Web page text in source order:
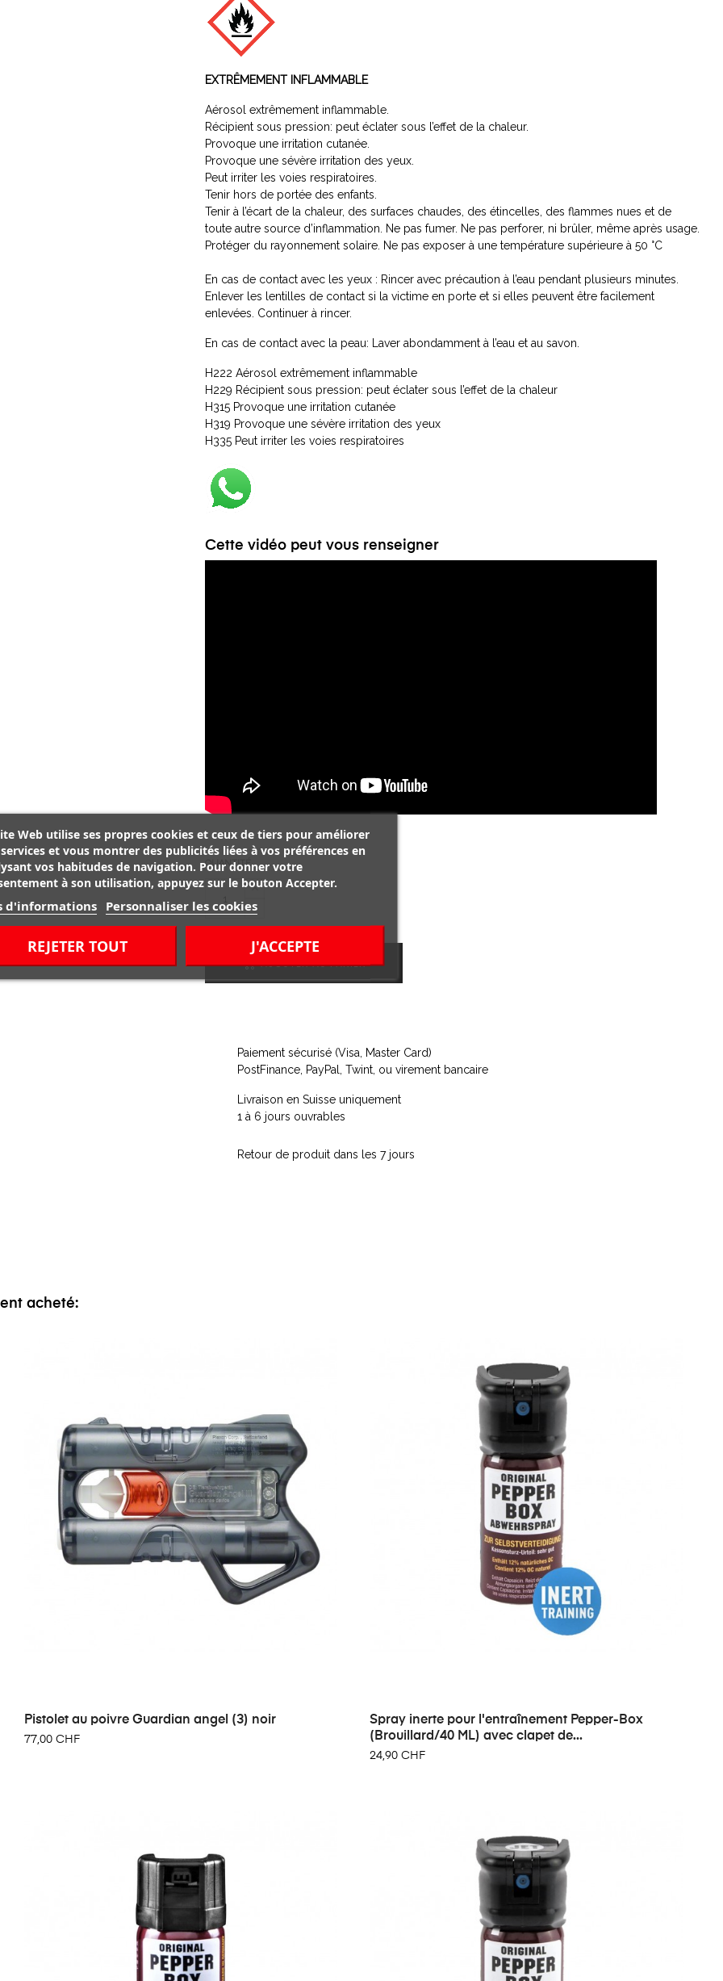
EXTRÊMEMENT INFLAMMABLE
Aérosol extrêmement inflammable.
Récipient sous pression: peut éclater sous l’effet de la chaleur.
Provoque une irritation cutanée.
Provoque une sévère irritation des yeux.
Peut irriter les voies respiratoires.
Tenir hors de portée des enfants.
Tenir à l’écart de la chaleur, des surfaces chaudes, des étincelles, des flammes nues et de
toute autre source d’inflammation. Ne pas fumer. Ne pas perforer, ni brûler, même après usage.
Protéger du rayonnement solaire. Ne pas exposer à une température supérieure à 50 °C
En cas de contact avec les yeux : Rincer avec précaution à l’eau pendant plusieurs minutes.
Enlever les lentilles de contact si la victime en porte et si elles peuvent être facilement
enlevées. Continuer à rincer.
En cas de contact avec la peau: Laver abondamment à l’eau et au savon.
H222 Aérosol extrêmement inflammable
H229 Récipient sous pression: peut éclater sous l’effet de la chaleur
H315 Provoque une irritation cutanée
H319 Provoque une sévère irritation des yeux
H335 Peut irriter les voies respiratoires
Cette vidéo peut vous renseigner
QUANTITÉ
AJOUTER AU PANIER
Paiement sécurisé (Visa, Master Card)
PostFinance, PayPal, Twint, ou virement bancaire
Livraison en Suisse uniquement
1 à 6 jours ouvrables
Retour de produit dans les 7 jours
acheté:
Pistolet au poivre Guardian angel (3) noir
77,00 CHF
Spray inerte pour l'entraînement Pepper-Box
(Brouillard/40 ML) avec clapet de...
24,90 CHF
Web utilise ses propres cookies et ceux de tiers pour améliorer
et vous montrer des publicités liées à vos préférences en
vos habitudes de navigation. Pour donner votre
à son utilisation, appuyez sur le bouton Accepter.
d'informations Personnaliser les cookies
REJETER TOUT J'ACCEPTE